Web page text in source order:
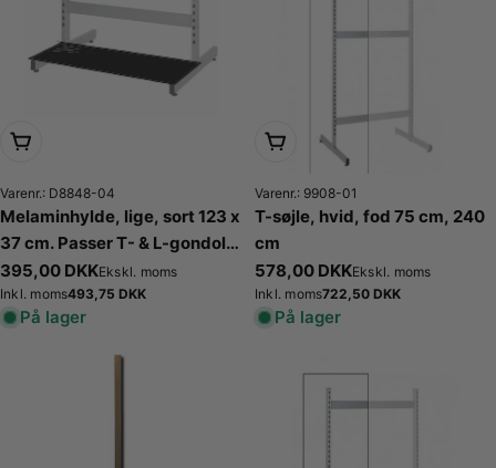
Læg i kurv
Varenr.: D8848-04
Melaminhylde, lige, sort 123 x
37 cm. Passer T- & L-gondol.
Bundhylde
Normalpris
395,00 DKKEkskl. moms
Inkl. momsNormalpris
493,75 DKK
På lager
Læg i kurv
Varenr.: 9908-01
T-søjle, hvid, fod 75 cm, 240
cm
Normalpris
578,00 DKKEkskl. moms
Inkl. momsNormalpris
722,50 DKK
På lager